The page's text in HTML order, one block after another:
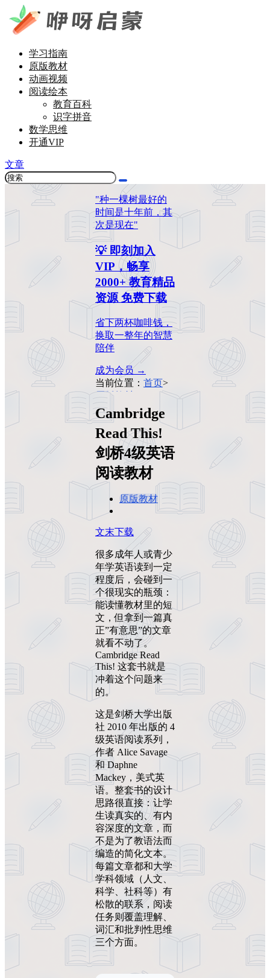
学习指南
原版教材
动画视频
阅读绘本
教育百科
识字拼音
数学思维
开通VIP
文章
"种一棵树最好的
时间是十年前，其
次是现在"
💡 即刻加入
VIP，畅享
2000+ 教育精品
资源 免费下载
省下两杯咖啡钱，
换取一整年的智慧
陪伴
成为会员 →
当前位置： 首页>
原版教材
>Cambridge Read
This! 剑桥4级英语
阅读教材
Cambridge
Read This!
剑桥4级英语
阅读教材
原版教材
文末下载
很多成年人或青少
年学英语读到一定
程度后，会碰到一
个很现实的瓶颈：
能读懂教材里的短
文，但拿到一篇真
正”有意思”的文章
就看不动了。
Cambridge Read
This! 这套书就是
冲着这个问题来
的。
这是剑桥大学出版
社 2010 年出版的 4
级英语阅读系列，
作者 Alice Savage
和 Daphne
Mackey，美式英
语。整套书的设计
思路很直接：让学
生读真实的、有内
容深度的文章，而
不是为了教语法而
编造的简化文本。
每篇文章都和大学
学科领域（人文、
科学、社科等）有
松散的联系，阅读
任务则覆盖理解、
词汇和批判性思维
三个方面。